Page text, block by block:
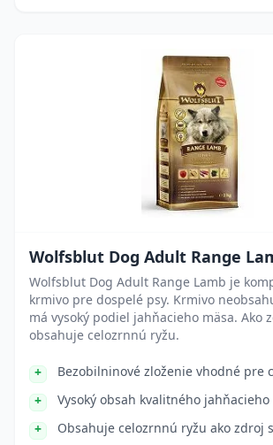
Wolfsblut Dog Adult Range
Wolfsblut Dog Adult Range Lamb je
krmivo pre dospelé psy. Krmivo
má vysoký podiel jahňacieho mäsa. Ako
obsahuje celozrnnú ryžu.
Bezobilninové zloženie vhodné pre
Vysoký obsah kvalitného jahňacieho
Obsahuje celozrnnú ryžu ako zdroj